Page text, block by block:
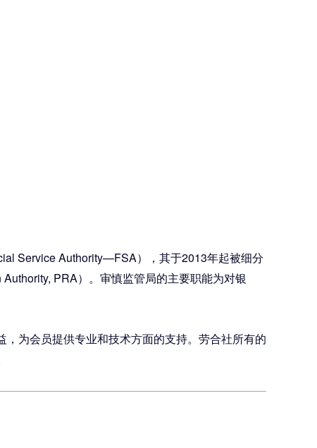
Service Authority—FSA），其于2013年起被细分
PRA）。审慎监管局的主要职能为对银
为会员提供专业和技术方面的支持。劳合社所有的